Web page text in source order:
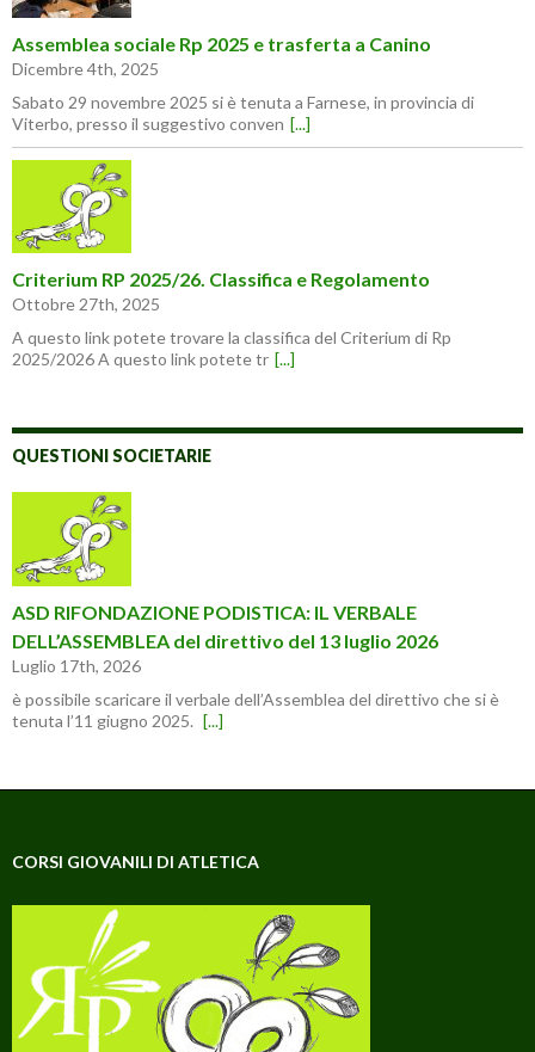
Assemblea sociale Rp 2025 e trasferta a Canino
Dicembre 4th, 2025
Sabato 29 novembre 2025 si è tenuta a Farnese, in provincia di
Viterbo, presso il suggestivo conven [...]
Criterium RP 2025/26. Classifica e Regolamento
Ottobre 27th, 2025
A questo link potete trovare la classifica del Criterium di Rp
2025/2026 A questo link potete tr [...]
QUESTIONI SOCIETARIE
ASD RIFONDAZIONE PODISTICA: IL VERBALE
DELL’ASSEMBLEA del direttivo del 13 luglio 2026
Luglio 17th, 2026
è possibile scaricare il verbale dell’Assemblea del direttivo che si è
tenuta l’11 giugno 2025. [...]
CORSI GIOVANILI DI ATLETICA